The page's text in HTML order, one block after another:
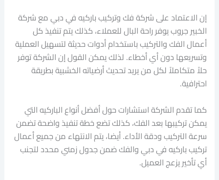
إن الاعتماد على شركة فك وتركيب باركيه في دبي مع شركة
الخبير جروب يوفر راحة البال للعملاء، كذلك يتم تنفيذ كل
أعمال الفك والتركيب باستخدام أدوات حديثة لتسهيل العملية
وتسريعها دون أي أخطاء. لذلك يمكن القول إن الشركة توفر
حلاً متكاملاً لكل من يريد تحديث أرضياته الخشبية بطريقة
احترافية.
كما تقدم الشركة استشارات حول أفضل أنواع الباركيه التي
يمكن تركيبها بعد الفك، كذلك تضع خطة تنفيذ واضحة تضمن
سرعة التركيب ودقة الأداء. أيضا، يتم الانتهاء من جميع أعمال
تركيب باركيه في دبي والفك ضمن جدول زمني محدد لتجنب
أي تأخير يزعج العميل.